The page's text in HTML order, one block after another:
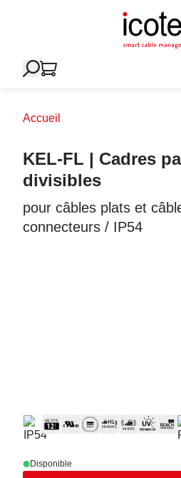
Accueil
KEL-FL | Cadres
divisibles
pour câbles plats et
connecteurs / IP54
Disponible